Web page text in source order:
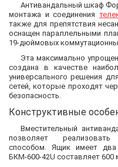
Антивандальный шкаф
монтажа и соединения
также для препятствия
оснащен параллельными
19-дюймовых
Эта максимально
создана в качестве
универсального решения
сетей, которые проходят
безопасность.
Конструктивные
Вместительный
позволяет
способом. Ящик имеет два
БКМ-600-42U составляет 600